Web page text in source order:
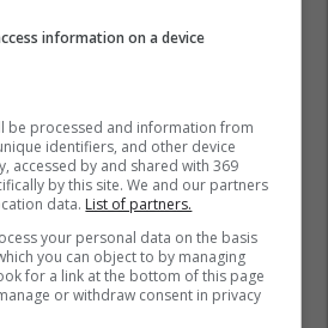
information on a device
be processed and information from
identifiers, and other device
accessed by and shared with 369
by this site. We and our partners
data. List of partners.
your personal data on the basis
you can object to by managing
for a link at the bottom of this page
or withdraw consent in privacy